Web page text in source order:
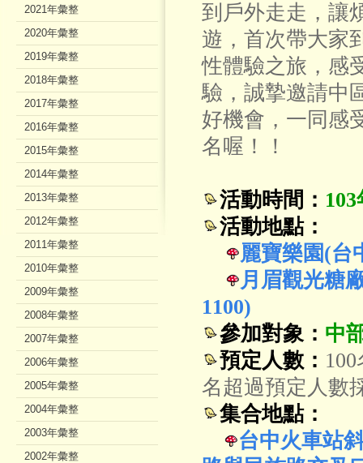
到戶外走走，讓
遊，首次帶大家
性體驗之旅，感
驗，誠摯邀請中
好機會，一同感
名喔！！
活動時間：
活動地點：
麗寶樂園(台
月眉觀光糖
1100)
參加對象： 中
預定人數：
名超過預定人數
集合地點：
台中火車站
2021年彙整
2020年彙整
2019年彙整
2018年彙整
2017年彙整
2016年彙整
2015年彙整
2014年彙整
2013年彙整
2012年彙整
2011年彙整
2010年彙整
2009年彙整
2008年彙整
2007年彙整
2006年彙整
2005年彙整
2004年彙整
2003年彙整
2002年彙整